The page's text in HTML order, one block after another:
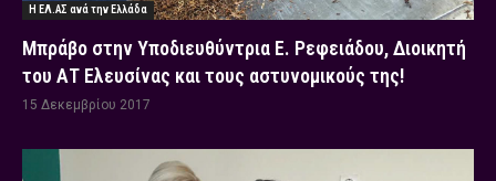
Η ΕΛ.ΑΣ ανά την Ελλάδα
Μπράβο στην Υποδιευθύντρια Ε. Ρεφειάδου, Διοικητή
του ΑΤ Ελευσίνας και τους αστυνομικούς της!
15 Δεκεμβρίου 2017